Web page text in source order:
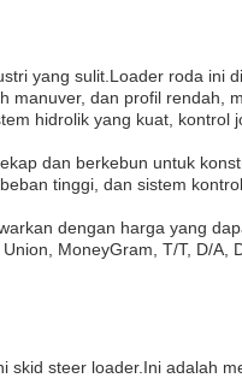
yang sulit.Loader roda ini
dan profil rendah,
hidrolik yang kuat, kontrol
dan berkebun untuk
tinggi, dan sistem
dengan harga yang
MoneyGram, T/T, D/A,
steer loader.Ini adalah